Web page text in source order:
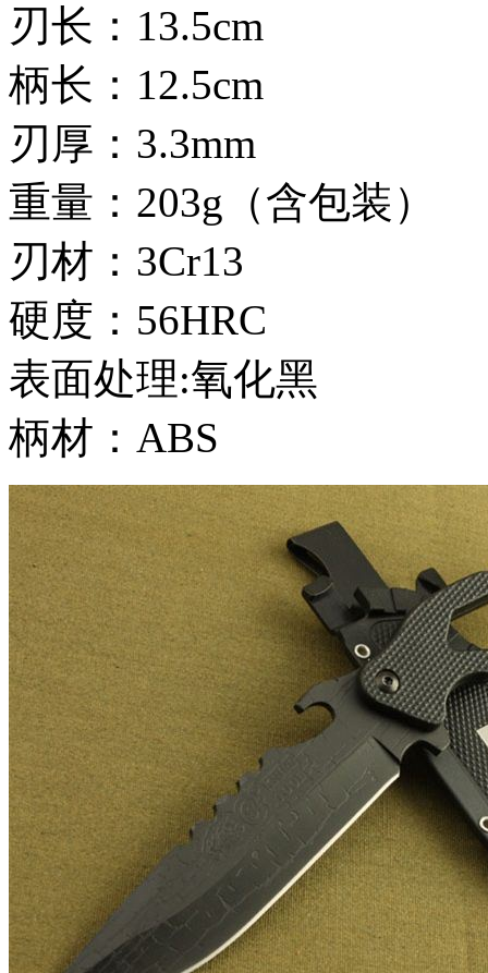
刃长：13.5cm
柄长：12.5cm
刃厚：3.3mm
重量：203g（含包装）
刃材：3Cr13
硬度：56HRC
表面处理:氧化黑
柄材：ABS